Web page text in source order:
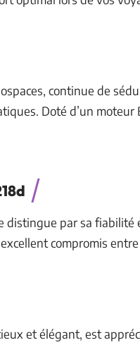
continue de
Doté d’un moteur
distingue par sa fiabilité
compromis
et élégant, est